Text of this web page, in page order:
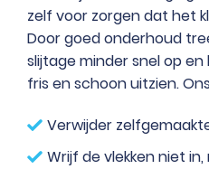
zelf voor zorgen dat het
Door goed onderhoud
slijtage minder snel op
fris en schoon uitzien.
Verwijder
Wrijf de vlekken niet